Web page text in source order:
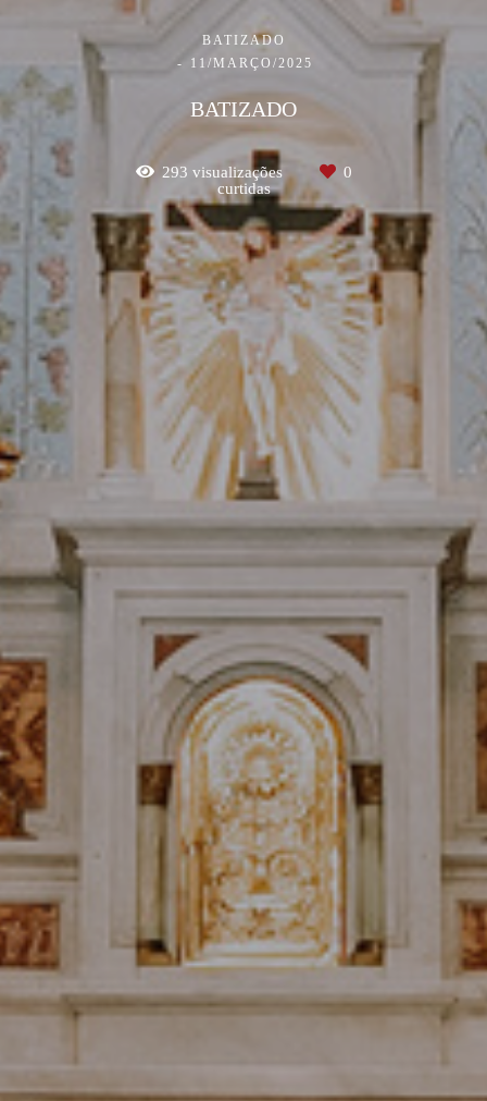
BATIZADO
11/MARÇO/2025
BATIZADO
293 visualizações
0
curtidas